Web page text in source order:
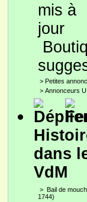
> Petites
> Annonceurs
dans
VdM
> Bail de
1744)